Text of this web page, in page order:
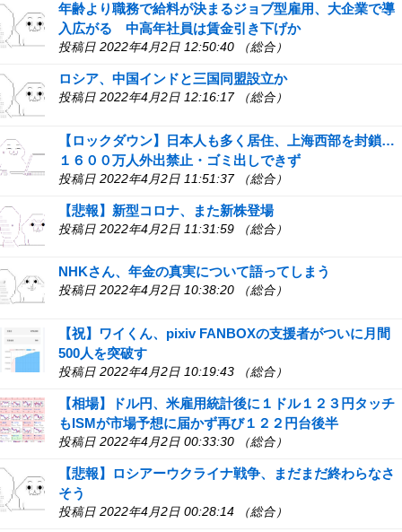
年齢より職務で給料が決まるジョブ型雇用、大企業で導
入広がる 中高年社員は賃金引き下げか
投稿日 2022年4月2日 12:50:40 （総合）
ロシア、中国インドと三国同盟設立か
投稿日 2022年4月2日 12:16:17 （総合）
【ロックダウン】日本人も多く居住、上海西部を封鎖…
１６００万人外出禁止・ゴミ出しできず
投稿日 2022年4月2日 11:51:37 （総合）
【悲報】新型コロナ、また新株登場
投稿日 2022年4月2日 11:31:59 （総合）
NHKさん、年金の真実について語ってしまう
投稿日 2022年4月2日 10:38:20 （総合）
【祝】ワイくん、pixiv FANBOXの支援者がついに月間
500人を突破す
投稿日 2022年4月2日 10:19:43 （総合）
【相場】ドル円、米雇用統計後に１ドル１２３円タッチ
もISMが市場予想に届かず再び１２２円台後半
投稿日 2022年4月2日 00:33:30 （総合）
【悲報】ロシアーウクライナ戦争、まだまだ終わらなさ
そう
投稿日 2022年4月2日 00:28:14 （総合）